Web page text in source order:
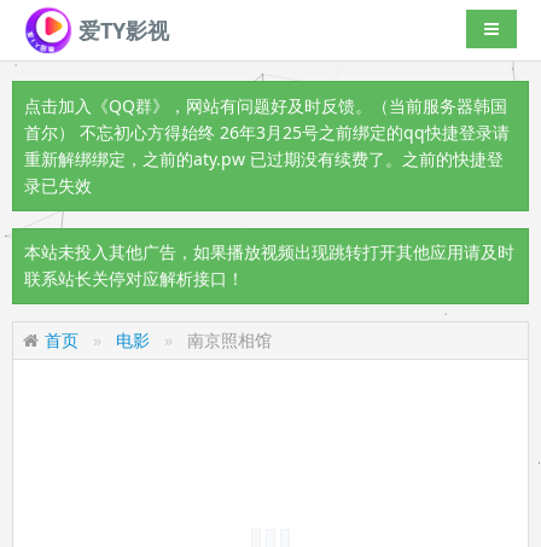
爱TY影视 导航切
点击加入《QQ群》
，网站有问题好及时反馈。（当前服务器韩国
首尔） 不忘初心方得始终 26年3月25号之前绑定的qq快捷登录请
重新解绑绑定，之前的aty.pw 已过期没有续费了。之前的快捷登
录已失效
本站未投入其他广告，如果播放视频出现跳转打开其他应用请及时
联系站长关停对应解析接口！
首页 电影 南京照相馆